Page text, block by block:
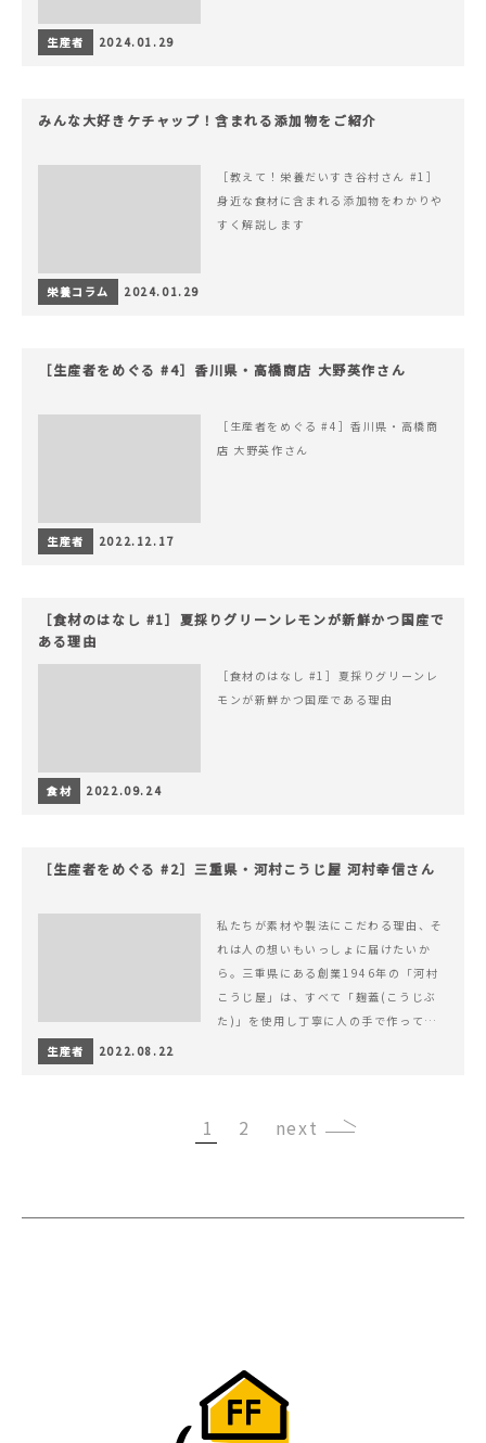
生産者 2024.01.29
みんな大好きケチャップ！含まれる添加物をご紹介
［教えて！栄養だいすき谷村さん #1］
身近な食材に含まれる添加物をわかりや
すく解説します
栄養コラム 2024.01.29
［生産者をめぐる #4］香川県・高橋商店 大野英作さん
［生産者をめぐる #4］香川県・高橋商
店 大野英作さん
生産者 2022.12.17
［食材のはなし #1］夏採りグリーンレモンが新鮮かつ国産で
ある理由
［食材のはなし #1］夏採りグリーンレ
モンが新鮮かつ国産である理由
食材 2022.09.24
［生産者をめぐる #2］三重県・河村こうじ屋 河村幸信さん
私たちが素材や製法にこだわる理由、そ
れは人の想いもいっしょに届けたいか
ら。三重県にある創業1946年の「河村
こうじ屋」は、すべて「麹蓋(こうじぶ
た)」を使用し丁寧に人の手で作ってい
生産者 2022.08.22
1 2 ›